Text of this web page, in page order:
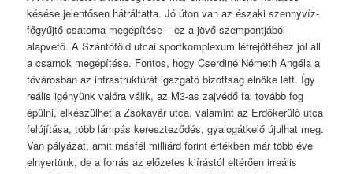
késése jelentősen hátráltatta. Jó úton van az északi szennyvíz-
főgyűjtő csatorna megépítése – ez a jövő szempontjából
alapvető. A Szántóföld utcai sportkomplexum létrejöttéhez jól áll
a csarnok megépítése. Fontos, hogy Cserdiné Németh Angéla a
fővárosban az infrastruktúrát igazgató bizottság elnöke lett. Így
reális igényünk valóra válik, az M3-as zajvédő fal tovább fog
épülni, elkészülhet a Zsókavár utca, valamint az Erdőkerülő utca
felújítása, több lámpás kereszteződés, gyalogátkelő újulhat meg.
Van pályázat, amit másfél milliárd forint értékben már több éve
elnyertünk, de a forrás az előzetes kiírástól eltérően irreális